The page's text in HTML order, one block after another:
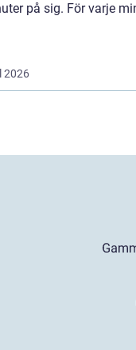
på sig. För varje
2026